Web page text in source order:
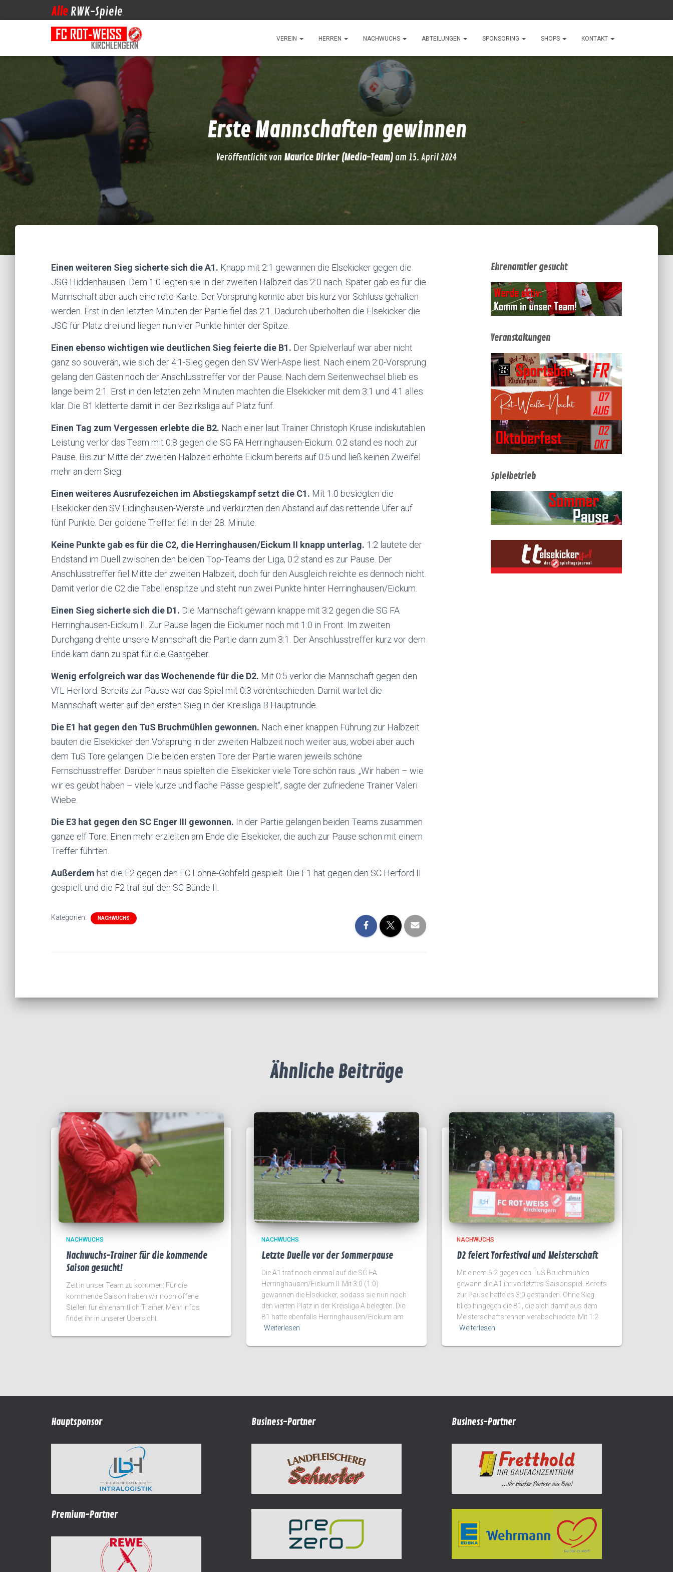
Alle RWK-Spiele
VEREIN HERREN NACHWUCHS ABTEILUNGEN SPONSORING SHOPS KONTAKT
Erste Mannschaften gewinnen
Veröffentlicht von Maurice Dirker (Media-Team) am 15. April 2024
Einen weiteren Sieg sicherte sich die A1. Knapp mit 2:1 gewannen die Elsekicker gegen die
JSG Hiddenhausen. Dem 1:0 legten sie in der zweiten Halbzeit das 2:0 nach. Später gab es für die
Mannschaft aber auch eine rote Karte. Der Vorsprung konnte aber bis kurz vor Schluss gehalten
werden. Erst in den letzten Minuten der Partie fiel das 2:1. Dadurch überholten die Elsekicker die
JSG für Platz drei und liegen nun vier Punkte hinter der Spitze.
Einen ebenso wichtigen wie deutlichen Sieg feierte die B1. Der Spielverlauf war aber nicht
ganz so souverän, wie sich der 4:1-Sieg gegen den SV Werl-Aspe liest. Nach einem 2:0-Vorsprung
gelang den Gästen noch der Anschlusstreffer vor der Pause. Nach dem Seitenwechsel blieb es
lange beim 2:1. Erst in den letzten zehn Minuten machten die Elsekicker mit dem 3:1 und 4:1 alles
klar. Die B1 kletterte damit in der Bezirksliga auf Platz fünf.
Einen Tag zum Vergessen erlebte die B2. Nach einer laut Trainer Christoph Kruse indiskutablen
Leistung verlor das Team mit 0:8 gegen die SG FA Herringhausen-Eickum. 0:2 stand es noch zur
Pause. Bis zur Mitte der zweiten Halbzeit erhöhte Eickum bereits auf 0:5 und ließ keinen Zweifel
mehr an dem Sieg.
Einen weiteres Ausrufezeichen im Abstiegskampf setzt die C1. Mit 1:0 besiegten die
Elsekicker den SV Eidinghausen-Werste und verkürzten den Abstand auf das rettende Ufer auf
fünf Punkte. Der goldene Treffer fiel in der 28. Minute.
Keine Punkte gab es für die C2, die Herringhausen/Eickum II knapp unterlag. 1:2 lautete der
Endstand im Duell zwischen den beiden Top-Teams der Liga, 0:2 stand es zur Pause. Der
Anschlusstreffer fiel Mitte der zweiten Halbzeit, doch für den Ausgleich reichte es dennoch nicht.
Damit verlor die C2 die Tabellenspitze und steht nun zwei Punkte hinter Herringhausen/Eickum.
Einen Sieg sicherte sich die D1. Die Mannschaft gewann knappe mit 3:2 gegen die SG FA
Herringhausen-Eickum II. Zur Pause lagen die Eickumer noch mit 1:0 in Front. Im zweiten
Durchgang drehte unsere Mannschaft die Partie dann zum 3:1. Der Anschlusstreffer kurz vor dem
Ende kam dann zu spät für die Gastgeber.
Wenig erfolgreich war das Wochenende für die D2. Mit 0:5 verlor die Mannschaft gegen den
VfL Herford. Bereits zur Pause war das Spiel mit 0:3 vorentschieden. Damit wartet die
Mannschaft weiter auf den ersten Sieg in der Kreisliga B Hauptrunde.
Die E1 hat gegen den TuS Bruchmühlen gewonnen. Nach einer knappen Führung zur Halbzeit
bauten die Elsekicker den Vorsprung in der zweiten Halbzeit noch weiter aus, wobei aber auch
dem TuS Tore gelangen. Die beiden ersten Tore der Partie waren jeweils schöne
Fernschusstreffer. Darüber hinaus spielten die Elsekicker viele Tore schön raus. „Wir haben – wie
wir es geübt haben – viele kurze und flache Pässe gespielt“, sagte der zufriedene Trainer Valeri
Wiebe.
Die E3 hat gegen den SC Enger III gewonnen. In der Partie gelangen beiden Teams zusammen
ganze elf Tore. Einen mehr erzielten am Ende die Elsekicker, die auch zur Pause schon mit einem
Treffer führten.
Außerdem hat die E2 gegen den FC Löhne-Gohfeld gespielt. Die F1 hat gegen den SC Herford II
gespielt und die F2 traf auf den SC Bünde II.
Kategorien: NACHWUCHS
Ehrenamtler gesucht
Veranstaltungen
Spielbetrieb
Ähnliche Beiträge
NACHWUCHS
Nachwuchs-Trainer für die kommende
Saison gesucht!
Zeit in unser Team zu kommen: Für die
kommende Saison haben wir noch offene
Stellen für ehrenamtlich Trainer. Mehr Infos
findet ihr in unserer Übersicht.
NACHWUCHS
Letzte Duelle vor der Sommerpause
Die A1 traf noch einmal auf die SG FA
Herringhausen/Eickum II. Mit 3:0 (1:0)
gewannen die Elsekicker, sodass sie nun noch
den vierten Platz in der Kreisliga A belegten. Die
B1 hatte ebenfalls Herringhausen/Eickum am
Weiterlesen
NACHWUCHS
D2 feiert Torfestival und Meisterschaft
Mit einem 6:2 gegen den TuS Bruchmühlen
gewann die A1 ihr vorletztes Saisonspiel. Bereits
zur Pause hatte es 3:0 gestanden. Ohne Sieg
blieb hingegen die B1, die sich damit aus dem
Meisterschaftsrennen verabschiedete. Mit 1:2
Weiterlesen
Hauptsponsor
Premium-Partner
Business-Partner Business-Partner